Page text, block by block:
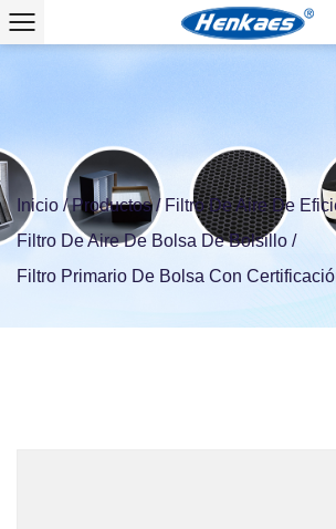
Inicio /Productos/ Filtro De Aire De
Filtro De Aire De Bolsa De Bolsillo /
Filtro Primario De Bolsa Con